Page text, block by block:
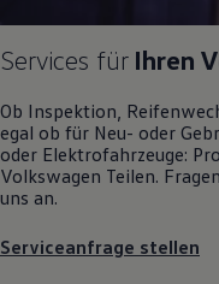
Räder
Schutz
Transport
Services für Ihren
Ob Inspektion,
egal ob für Neu- oder
oder Elektrofahrzeuge:
Volkswagen Teilen.
uns an.
Serviceanfrage stellen